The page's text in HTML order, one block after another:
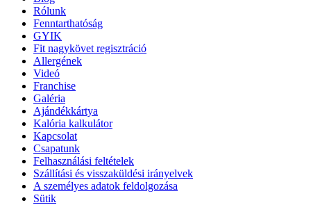
Rólunk
Fenntarthatóság
GYIK
Fit nagykövet regisztráció
Allergének
Videó
Franchise
Galéria
Ajándékkártya
Kalória kalkulátor
Kapcsolat
Csapatunk
Felhasználási feltételek
Szállítási és visszaküldési irányelvek
A személyes adatok feldolgozása
Sütik